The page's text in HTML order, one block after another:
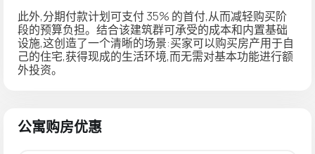
此外,分期付款计划可支付 35% 的首付,从而减轻购买阶
段的预算负担。结合该建筑群可承受的成本和内置基础
设施,这创造了一个清晰的场景:买家可以购买房产用于自
己的住宅,获得现成的生活环境,而无需对基本功能进行额
外投资。
公寓购房优惠